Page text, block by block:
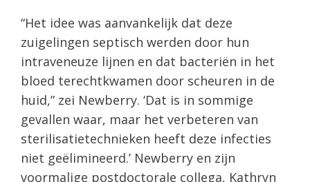
“Het idee was aanvankelijk dat deze
zuigelingen septisch werden door hun
intraveneuze lijnen en dat bacteriën in het
bloed terechtkwamen door scheuren in de
huid,” zei Newberry. ‘Dat is in sommige
gevallen waar, maar het verbeteren van
sterilisatietechnieken heeft deze infecties
niet geëlimineerd.’ Newberry en zijn
voormalige postdoctorale collega, Kathryn